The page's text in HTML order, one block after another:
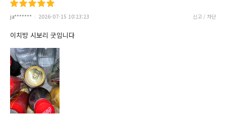
ja******* 2026-07-15 10:23:23 신고 / 차단
이치방 시보리 굿임니다